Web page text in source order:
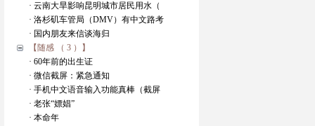
· 云南大旱影响昆明城市居民用水（
· 洛杉矶车管局（DMV）有中文路考
· 国内朋友来信谈海归
【随感 （ 3 ）】
· 60年前的出生证
· 微信截屏：紧急通知
· 手机中文语音输入功能真棒（截屏
· 老张“嫖娼”
· 本命年